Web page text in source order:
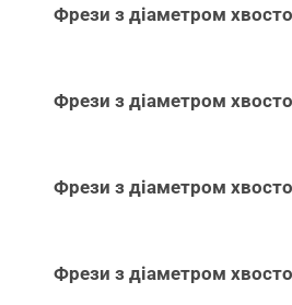
Фрези з діаметром
Фрези з діаметром
Фрези з діаметром
Фрези з діаметром